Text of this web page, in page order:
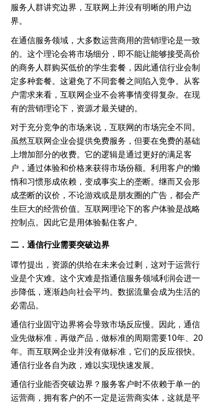
服务人群讲究边界，互联网上并没有明晰的用户边
界。
在通信服务领域，大多数运营商用的营销理论是一致
的。这个理论会将市场细分，即不能让能够接受高价
的商务人群购买低价的学生套餐，因此通信行业会制
定多种套餐。这避免了不同套餐之间陷入竞争。从客
户需求来看，互联网企业不会将事情变得复杂。在现
有的营销理论下，资源才最关键的。
对于充分竞争的市场来说，互联网的市场完全不同。
虽然互联网企业会提供免费服务，但要在免费的基础
上增加部分的收费。它的逻辑是通过更好的满足客
户，通过体验和价格来获得市场份额。利用客户的懒
惰和习惯形成依赖，变成事实上的垄断。继而又会形
成垄断的议价，不论游戏或是朋友圈的广告，都会产
生巨大的经营价值。互联网理论下的客户体验是战略
控制点。因此它是用体验黏住客户。
二．通信行业需要突破边界
谭竹提出，资源的供给在未来会过剩，这对于运营行
业是个灾难。这个灾难是指通信服务领域利润会进一
步降低，逐渐趋向社会平均。数据流量会成为生活的
必需品。
通信行业固守边界将会导致市场反应慢。因此，通信
业先做标准，再做产品，做标准的周期需要10年、20
年。而互联网企业并没有做标准，它们的反应很快。
通信行业各自为政，难以实现快速发展。
通信行业能否突破边界？服务客户时不依赖于单一的
运营商，拥有客户的不一定是运营商实体，这就是平